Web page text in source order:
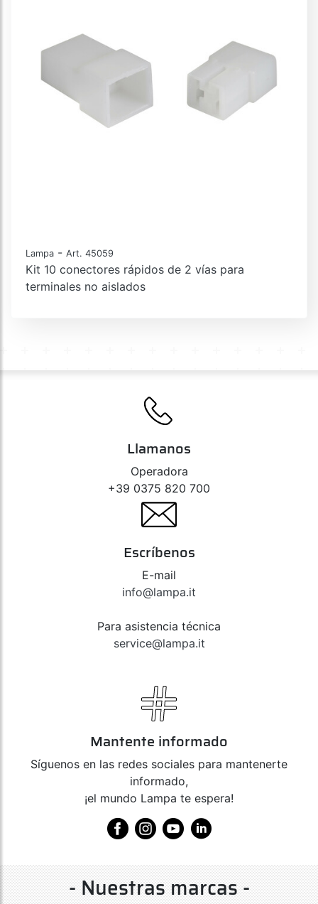
Lampa - Art. 45059
Kit 10 conectores rápidos de 2 vías para
terminales no aislados
Llamanos
Operadora
+39 0375 820 700
Escríbenos
E-mail
info@lampa.it
Para asistencia técnica
service@lampa.it
Mantente informado
Síguenos en las redes sociales para mantenerte
informado,
¡el mundo Lampa te espera!
- Nuestras marcas -